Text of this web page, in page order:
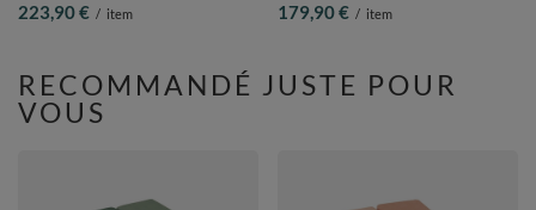
clair/turquoise/orange/rose
223,90 € / item
poudré/perle, Piscine (200 Balles) +
179,90 € / item
RECOMMANDÉ JUSTE POUR
VOUS